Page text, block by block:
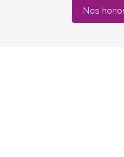
Nos